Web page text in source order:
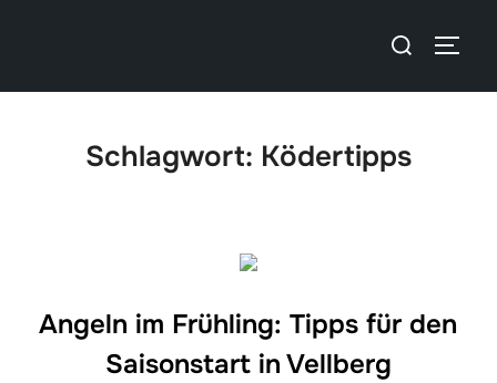
Schlagwort: Ködertipps
Angeln im Frühling: Tipps für den
Saisonstart in Vellberg